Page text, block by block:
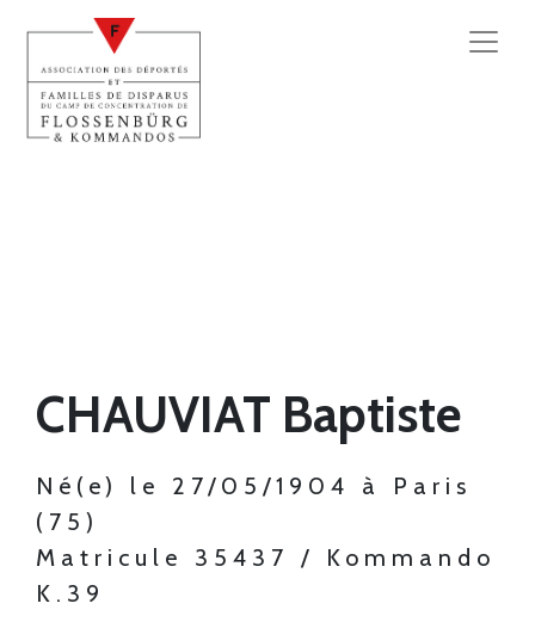
CHAUVIAT Baptiste
Né(e) le 27/05/1904 à Paris
(75)
Matricule 35437 / Kommando
K.39